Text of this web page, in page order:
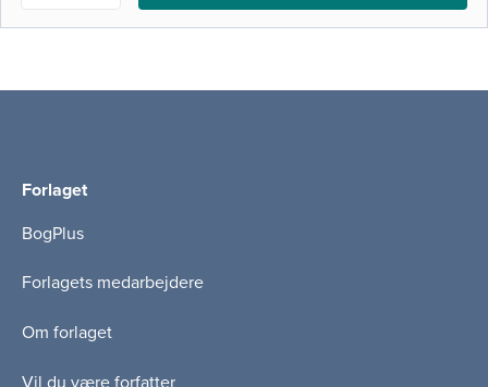
Forlaget
BogPlus
Forlagets medarbejdere
Om forlaget
Vil du være forfatter